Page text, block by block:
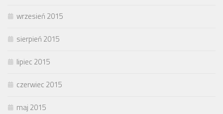
wrzesień 2015
sierpień 2015
lipiec 2015
czerwiec 2015
maj 2015